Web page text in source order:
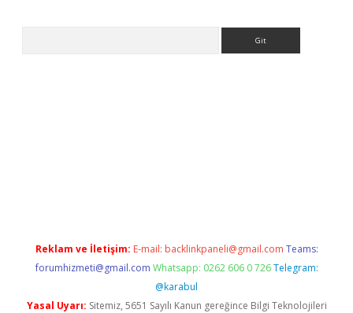
Reklam ve İletişim: E-mail: backlinkpaneli@gmail.com Teams:
forumhizmeti@gmail.com Whatsapp: 0262 606 0 726 Telegram:
@karabul
Yasal Uyarı: Sitemiz, 5651 Sayılı Kanun gereğince Bilgi Teknolojileri